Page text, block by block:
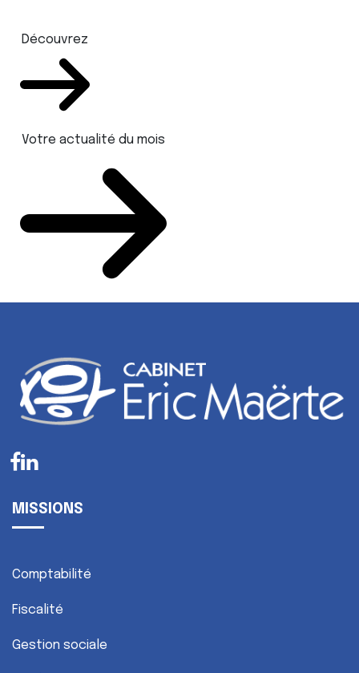
Découvrez
Votre actualité du mois
MISSIONS
Comptabilité
Fiscalité
Gestion sociale